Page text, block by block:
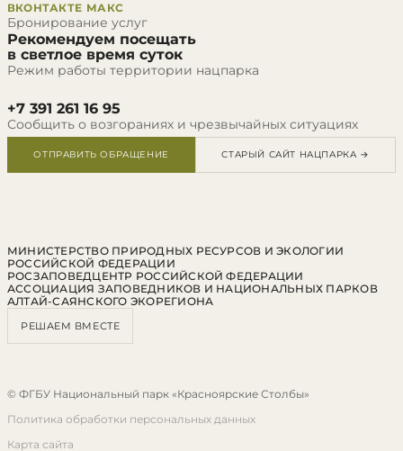
ВКОНТАКТЕ МАКС
Бронирование услуг
Рекомендуем посещать
в светлое время суток
Режим работы территории нацпарка
+7 391 261 16 95
Сообщить о возгораниях и чрезвычайных ситуациях
ОТПРАВИТЬ ОБРАЩЕНИЕ СТАРЫЙ САЙТ НАЦПАРКА →
МИНИСТЕРСТВО ПРИРОДНЫХ РЕСУРСОВ И ЭКОЛОГИИ
РОССИЙСКОЙ ФЕДЕРАЦИИ
РОСЗАПОВЕДЦЕНТР РОССИЙСКОЙ ФЕДЕРАЦИИ
АССОЦИАЦИЯ ЗАПОВЕДНИКОВ И НАЦИОНАЛЬНЫХ ПАРКОВ
АЛТАЙ-САЯНСКОГО ЭКОРЕГИОНА
РЕШАЕМ ВМЕСТЕ
© ФГБУ Национальный парк «Красноярские Столбы»
Политика обработки персональных данных
Карта сайта